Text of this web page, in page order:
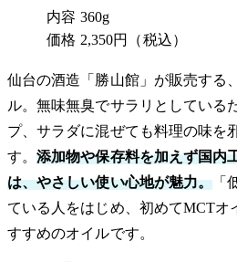
内容 360g
価格 2,350円（税込）
仙台の酒造「勝山館」が販売する
ル。無味無臭でサラリとしている
プ、サラダに混ぜても料理の味を
す。添加物や保存料を加えず国内
は、やさしい使い心地が魅力。 「
ている人をはじめ、初めてMCTオ
すすめのオイルです。